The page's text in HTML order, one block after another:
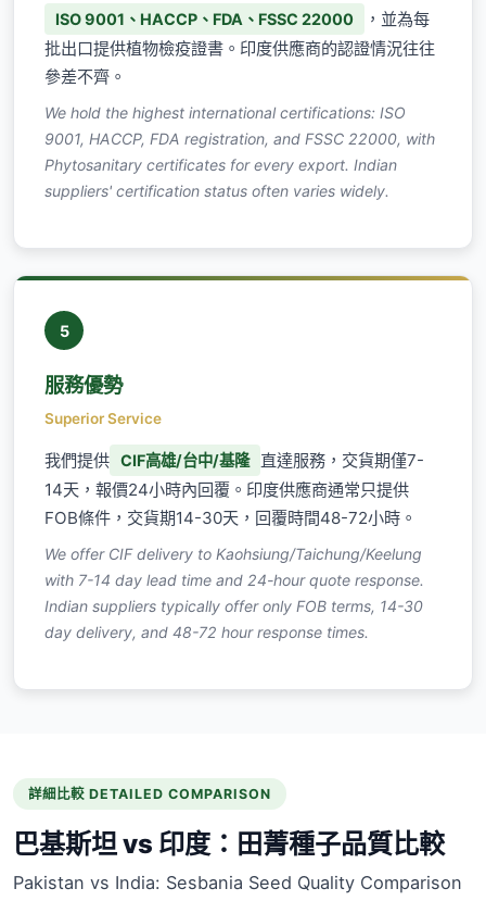
ISO 9001、HACCP、FDA、FSSC 22000
，並為每
批出口提供植物檢疫證書。印度供應商的認證情況往往
參差不齊。
We hold the highest international certifications: ISO
9001, HACCP, FDA registration, and FSSC 22000, with
Phytosanitary certificates for every export. Indian
suppliers' certification status often varies widely.
5
服務優勢
Superior Service
我們提供 CIF高雄/台中/基隆
直達服務，交貨期僅7-
14天，報價24小時內回覆。印度供應商通常只提供
FOB條件，交貨期14-30天，回覆時間48-72小時。
We offer CIF delivery to Kaohsiung/Taichung/Keelung
with 7-14 day lead time and 24-hour quote response.
Indian suppliers typically offer only FOB terms, 14-30
day delivery, and 48-72 hour response times.
詳細比較 DETAILED COMPARISON
巴基斯坦 vs 印度：田菁種子品質比較
Pakistan vs India: Sesbania Seed Quality Comparison